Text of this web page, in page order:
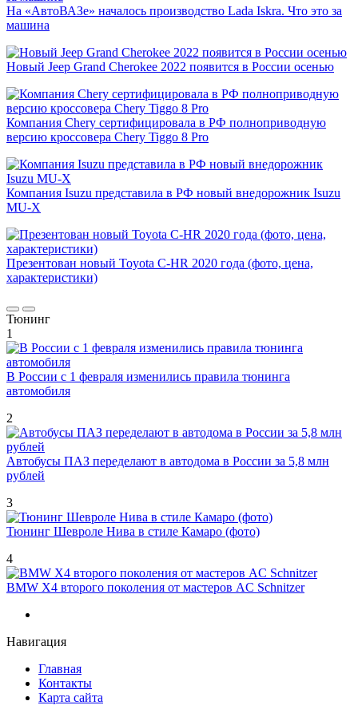
На «АвтоВАЗе» началось производство Lada Iskra. Что это за
машина
Новый Jeep Grand Cherokee 2022 появится в России осенью
Компания Chery сертифицировала в РФ полноприводную
версию кроссовера Chery Tiggo 8 Pro
Компания Isuzu представила в РФ новый внедорожник Isuzu
MU-X
Презентован новый Toyota C-HR 2020 года (фото, цена,
характеристики)
Тюнинг
1
В России с 1 февраля изменились правила тюнинга
автомобиля
2
Автобусы ПАЗ переделают в автодома в России за 5,8 млн
рублей
3
Тюнинг Шевроле Нива в стиле Камаро (фото)
4
BMW X4 второго поколения от мастеров AC Schnitzer
Навигация
Главная
Контакты
Карта сайта